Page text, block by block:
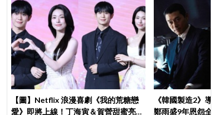
【圖】Netflix 浪漫喜劇《我的荒糖戀
愛》即將上線！丁海寅＆賀營甜蜜亮相
《韓國製造2》導
鄭雨盛9年恩怨全